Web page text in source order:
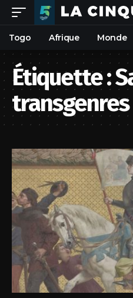
Togo Afrique Monde
Étiquette :
transgenres